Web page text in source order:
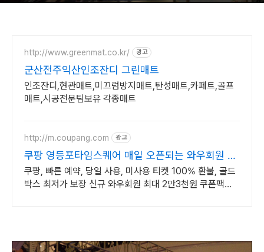
http://www.greenmat.co.kr/ 광고
군산전주익산인조잔디 그린매트
인조잔디,현관매트,미끄럼방지매트,탄성매트,카페트,골프
매트,시공전문팀보유 각종매트
http://m.coupang.com 광고
쿠팡 영등포타임스퀘어 매일 오픈되는 와우회원 특
가
쿠팡, 빠른 예약, 당일 사용, 미사용 티켓 100% 환불, 골드
박스 최저가 보장 신규 와우회원 최대 2만3천원 쿠폰팩